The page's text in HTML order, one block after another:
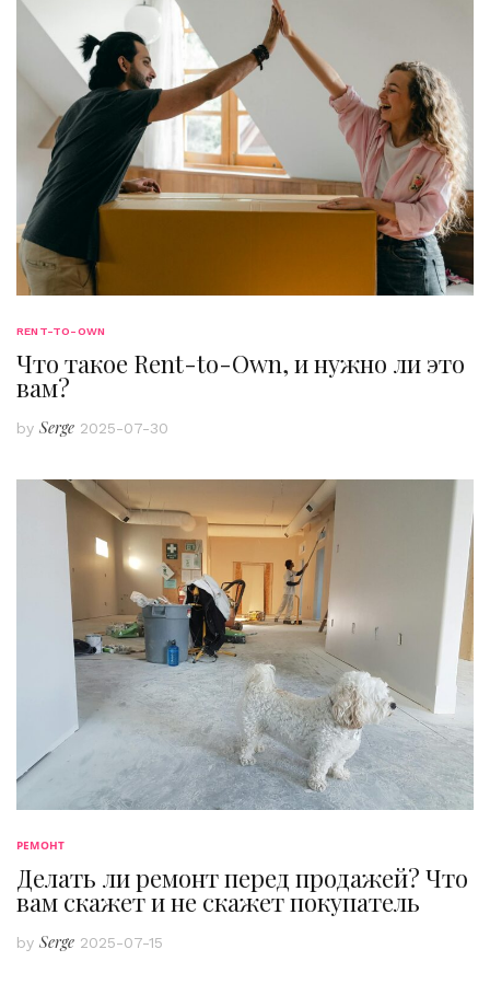
RENT-TO-OWN
Что такое Rent-to-Own, и нужно ли это
вам?
by Serge 2025-07-30
РЕМОНТ
Делать ли ремонт перед продажей? Что
вам скажет и не скажет покупатель
by Serge 2025-07-15